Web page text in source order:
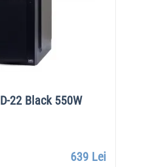
22 Black 550W
639 Lei